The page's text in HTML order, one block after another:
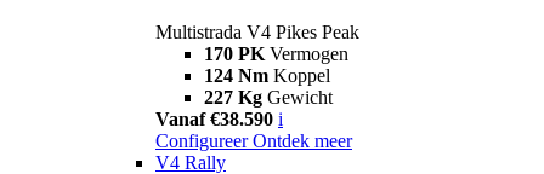
Multistrada V4 Pikes Peak
170 PK Vermogen
124 Nm Koppel
227 Kg Gewicht
Vanaf €38.590 i
Configureer Ontdek meer
V4 Rally